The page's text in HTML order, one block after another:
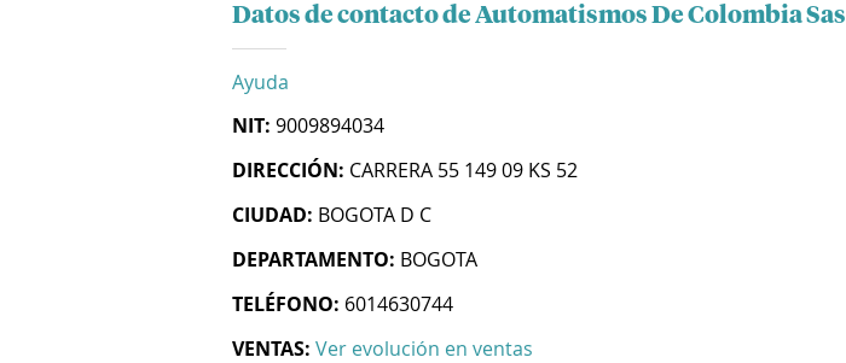
Datos de contacto de Automatismos De Colombia Sas
Ayuda
NIT: 9009894034
DIRECCIÓN: CARRERA 55 149 09 KS 52
CIUDAD: BOGOTA D C
DEPARTAMENTO: BOGOTA
TELÉFONO: 6014630744
VENTAS: Ver evolución en ventas